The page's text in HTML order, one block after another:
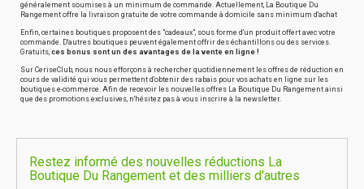
généralement soumises à un minimum de commande. Actuellement, La Boutique Du
Rangement offre la livraison gratuite de votre commande à domicile sans minimum d'achat
Enfin, certaines boutiques proposent des "cadeaux", sous forme d'un produit offert avec votre
commande. D'autres boutiques peuvent également offrir des échantillons ou des services.
Gratuits, ces bonus sont un des avantages de la vente en ligne !
Sur CeriseClub, nous nous efforçons à rechercher quotidiennement les offres de réduction en
cours de validité qui vous permettent d'obtenir des rabais pour vos achats en ligne sur les
boutiques e-commerce. Afin de recevoir les nouvelles offres La Boutique Du Rangement ainsi
que des promotions exclusives, n'hésitez pas à vous inscrire à la newsletter.
Restez informé des nouvelles réductions La
Boutique Du Rangement et des milliers d'autres